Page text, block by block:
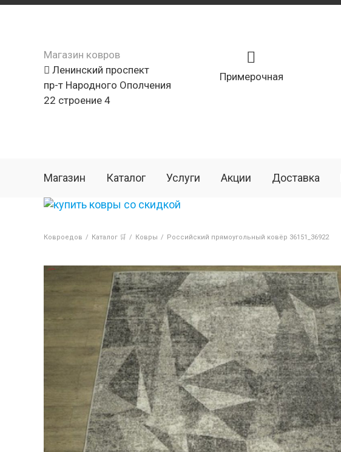
Магазин ковров
Ленинский проспект
пр-т Народного Ополчения
22 строение 4
Примерочная
Магазин Каталог Услуги Акции Доставка
Ковроедов / Каталог 🛒 / Ковры / Российский прямоугольный ковёр 36151_36922